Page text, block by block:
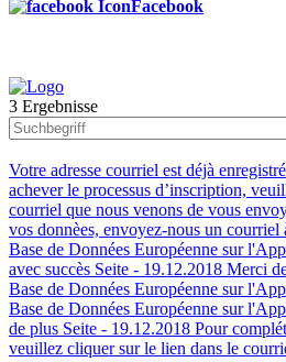
Facebook
Footer
menu
3 Ergebnisse
Votre adresse courriel est déjà enregistré
achever le processus d’inscription,
courriel que nous venons de vous
vos donnèes, envoyez-nous un
Base de Données Européenne sur
avec succès Seite - 19.12.2018 Merci
Base de Données Européenne sur
Base de Données Européenne sur
de plus Seite - 19.12.2018 Pour
veuillez cliquer sur le lien dans le